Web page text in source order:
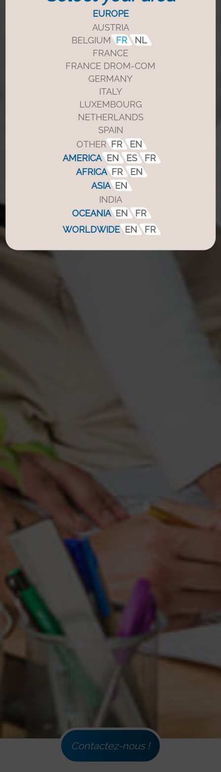
Contactez-nous !
EUROPE
AUSTRIA
BELGIUM FR
NL
FRANCE
FRANCE DROM-COM
GERMANY
ITALY
LUXEMBOURG
NETHERLANDS
SPAIN
OTHER FR
EN
AMERICA EN ES
FR
AFRICA FR
EN
ASIA EN
INDIA
OCEANIA EN
FR
WORLDWIDE EN FR